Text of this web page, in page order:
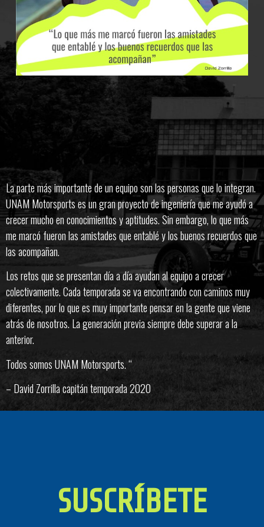
La parte más importante de un equipo son las personas que lo integran.
UNAM Motorsports es un gran proyecto de ingeniería que me ayudó a
crecer mucho en conocimientos y aptitudes. Sin embargo, lo que más
me marcó fueron las amistades que entablé y los buenos recuerdos que
las acompañan.
Los retos que se presentan día a día ayudan al equipo a crecer
colectivamente. Cada temporada se va encontrando con caminos muy
diferentes, por lo que es muy importante pensar en la gente que viene
atrás de nosotros. La generación previa siempre debe superar a la
anterior.
Todos somos UNAM Motorsports. “
– David Zorrilla capitán temporada 2020
SUSCRÍBETE